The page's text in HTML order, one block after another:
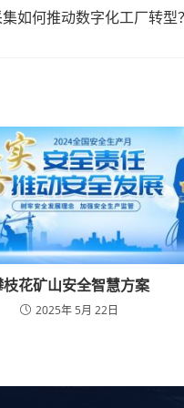
如何推动数字化工厂转型
枝花矿山安全智慧方案
2025年 5月 22日